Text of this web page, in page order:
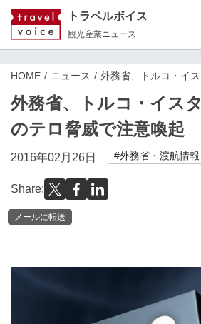
トラベルボイス
観光産業ニュース
HOME ニュース 外務省、トルコ・イ
外務省、トルコ・イス
のテロ脅威で注意喚起
2016年02月26日 #外務省・渡航情報
Share:
メールに転送